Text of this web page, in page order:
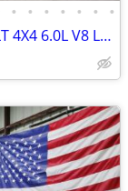
• • • • • • •
1-OWNER 2014 GMC SIERRA 2500HD SLT 4X4 6.0L V8 LEATHER MICHELIN TIRES!